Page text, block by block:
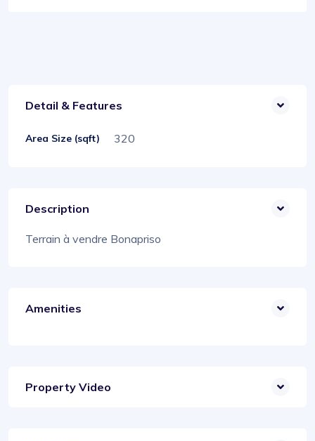
Detail & Features
Area Size (sqft) 320
Description
Terrain à vendre Bonapriso
Amenities
Property Video